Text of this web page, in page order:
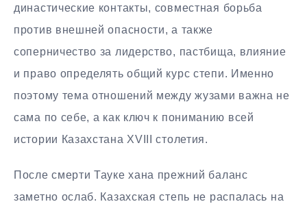
династические контакты, совместная борьба
против внешней опасности, а также
соперничество за лидерство, пастбища, влияние
и право определять общий курс степи. Именно
поэтому тема отношений между жузами важна не
сама по себе, а как ключ к пониманию всей
истории Казахстана XVIII столетия.
После смерти Тауке хана прежний баланс
заметно ослаб. Казахская степь не распалась на